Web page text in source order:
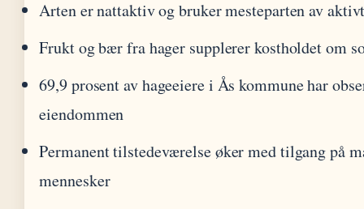
Arten er nattaktiv og bruker mesteparten av
Frukt og bær fra hager supplerer kostholdet om
69,9 prosent av hageeiere i Ås kommune har
eiendommen
Permanent tilstedeværelse øker med tilgang på
mennesker